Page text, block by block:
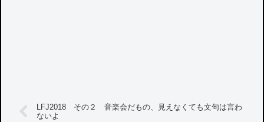
LFJ2018 その２ 音楽会だもの、見えなくても文句は言わ
ないよ